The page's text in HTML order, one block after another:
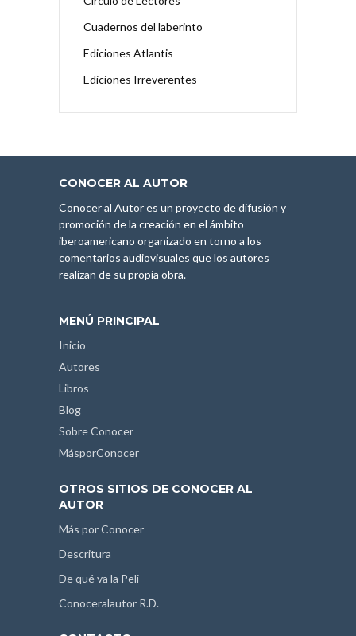
Cuadernos del laberinto
Ediciones Atlantis
Ediciones Irreverentes
CONOCER AL AUTOR
Conocer al Autor es un proyecto de difusión y
promoción de la creación en el ámbito
iberoamericano organizado en torno a los
comentarios audiovisuales que los autores
realizan de su propia obra.
MENÚ PRINCIPAL
Inicio
Autores
Libros
Blog
Sobre Conocer
MásporConocer
OTROS SITIOS DE CONOCER AL
AUTOR
Más por Conocer
Descritura
De qué va la Peli
Conoceralautor R.D.